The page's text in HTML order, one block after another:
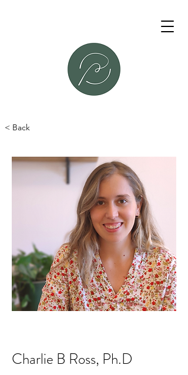
< Back
Charlie B Ross, Ph.D